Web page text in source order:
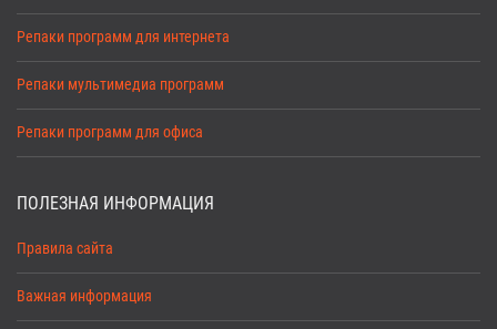
Репаки программ для интернета
Репаки мультимедиа программ
Репаки программ для офиса
ПОЛЕЗНАЯ ИНФОРМАЦИЯ
Правила сайта
Важная информация